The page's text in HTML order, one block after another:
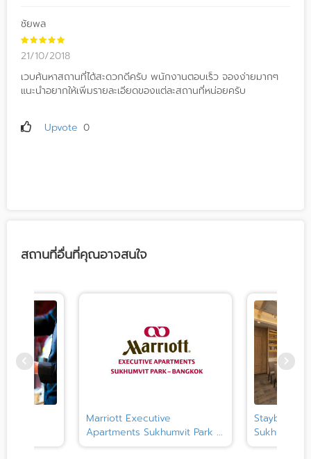
ชัยพล
21/10/2018
เวบค้นหาสถานที่ได้สะดวกดีครับ พนักงานตอบเร็ว จองง่ายมากๆ
แนะนำอยากให้เพิ่มรายละเอียดของแต่ละสถานที่หน่อยครับ
Upvote 0
สถานที่อื่นที่คุณอาจสนใจ
Marriott Executive
Apartments Sukhumvit Park ...
Staybridge
Sukhumvit